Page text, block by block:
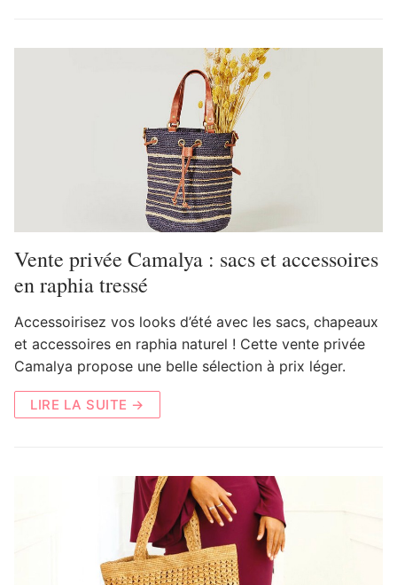
Vente privée Camalya : sacs et accessoires
en raphia tressé
Accessoirisez vos looks d’été avec les sacs, chapeaux
et accessoires en raphia naturel ! Cette vente privée
Camalya propose une belle sélection à prix léger.
LIRE LA SUITE →